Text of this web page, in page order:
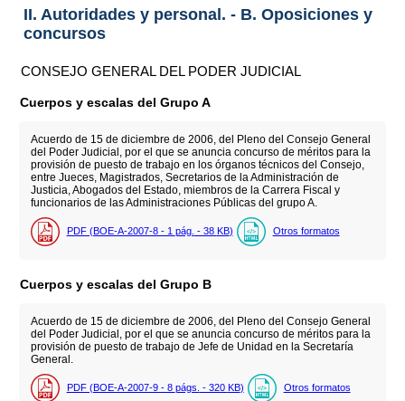
II. Autoridades y personal. - B. Oposiciones y
concursos
CONSEJO GENERAL DEL PODER JUDICIAL
Cuerpos y escalas del Grupo A
Acuerdo de 15 de diciembre de 2006, del Pleno del Consejo General
del Poder Judicial, por el que se anuncia concurso de méritos para la
provisión de puesto de trabajo en los órganos técnicos del Consejo,
entre Jueces, Magistrados, Secretarios de la Administración de
Justicia, Abogados del Estado, miembros de la Carrera Fiscal y
funcionarios de las Administraciones Públicas del grupo A.
PDF (BOE-A-2007-8 - 1 pág. - 38 KB) Otros formatos
Cuerpos y escalas del Grupo B
Acuerdo de 15 de diciembre de 2006, del Pleno del Consejo General
del Poder Judicial, por el que se anuncia concurso de méritos para la
provisión de puesto de trabajo de Jefe de Unidad en la Secretaría
General.
PDF (BOE-A-2007-9 - 8 págs. - 320 KB) Otros formatos